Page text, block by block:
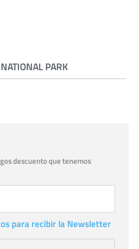
PARK
descuento que tenemos
para recibir la Newsletter